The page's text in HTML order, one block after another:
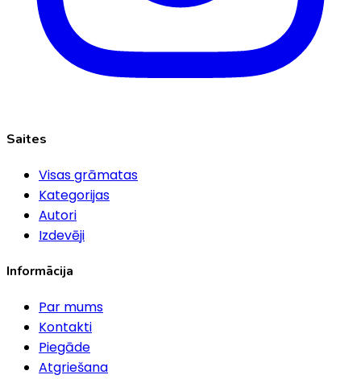
Saites
Visas grāmatas
Kategorijas
Autori
Izdevēji
Informācija
Par mums
Kontakti
Piegāde
Atgriešana